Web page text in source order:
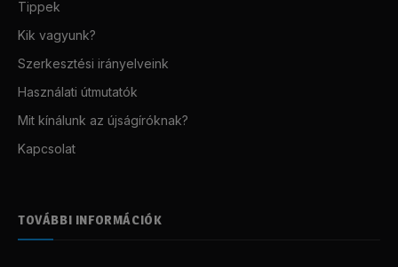
Tippek
Kik vagyunk?
Szerkesztési irányelveink
Használati útmutatók
Mit kínálunk az újságíróknak?
Kapcsolat
TOVÁBBI INFORMÁCIÓK